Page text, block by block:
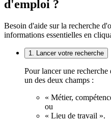
d'emploi ?
Besoin d'aide sur la recherche
informations essentielles en
1. Lancer votre recherche
Pour lancer une
un des deux champs :
« Métier,
ou
« Lieu de travail ».